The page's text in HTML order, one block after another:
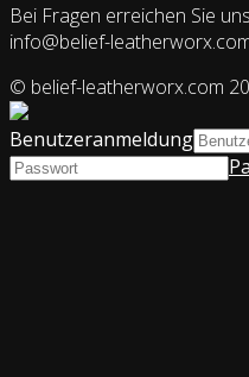
Bei Fragen erreichen Sie
info@belief-
© belief-leatherworx.com
Benutzeranmeldung